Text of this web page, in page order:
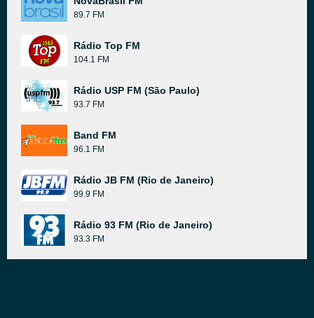
89.7 FM
Rádio Top FM
104.1 FM
Rádio USP FM (São Paulo)
93.7 FM
Band FM
96.1 FM
Rádio JB FM (Rio de Janeiro)
99.9 FM
Rádio 93 FM (Rio de Janeiro)
93.3 FM